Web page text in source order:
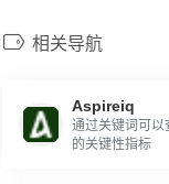
相关导航
Aspireiq
通过关键词可
的关键性指标